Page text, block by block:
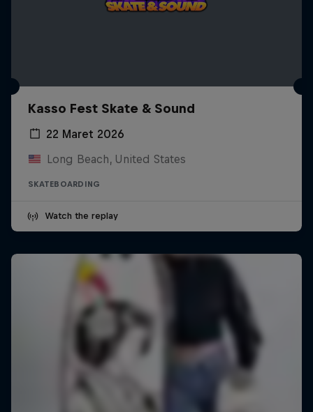
Kasso Fest Skate & Sound
22 Maret 2026
Long Beach, United States
SKATEBOARDING
Watch the replay